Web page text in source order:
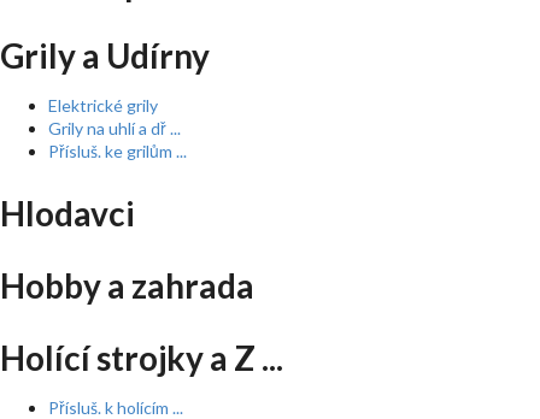
Grily a Udírny
Elektrické grily
Grily na uhlí a dř ...
Přísluš. ke grilům ...
Hlodavci
Hobby a zahrada
Holící strojky a Z ...
Přísluš. k holícím ...